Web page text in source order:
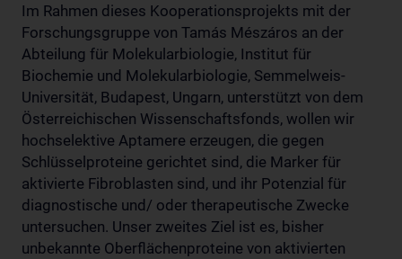
Im Rahmen dieses Kooperationsprojekts mit der
Forschungsgruppe von Tamás Mészáros an der
Abteilung für Molekularbiologie, Institut für
Biochemie und Molekularbiologie, Semmelweis-
Universität, Budapest, Ungarn, unterstützt von dem
Österreichischen Wissenschaftsfonds, wollen wir
hochselektive Aptamere erzeugen, die gegen
Schlüsselproteine gerichtet sind, die Marker für
aktivierte Fibroblasten sind, und ihr Potenzial für
diagnostische und/ oder therapeutische Zwecke
untersuchen. Unser zweites Ziel ist es, bisher
unbekannte Oberflächenproteine von aktivierten